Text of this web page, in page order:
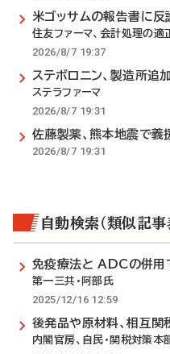
米ゴッサムの報告書に反
住友ファーマ、会計処理の適
2026/8/7 19:37
ステボロニン、製造所追
ステラファーマ
2026/8/7 19:31
佐藤製薬、熊本地震で義
2026/8/7 19:31
自動検索（類似記事
免疫療法と ADCの併用
第一三共・阿部氏
2025/12/16 12:59
後発品や原材料、相互関
内閣官房、自民・関税対策本